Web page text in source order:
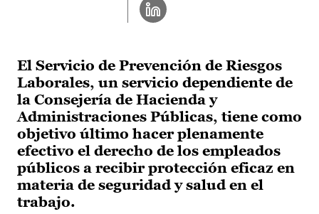
El Servicio de Prevención de Riesgos
Laborales, un servicio dependiente de
la Consejería de Hacienda y
Administraciones Públicas, tiene como
objetivo último hacer plenamente
efectivo el derecho de los empleados
públicos a recibir protección eficaz en
materia de seguridad y salud en el
trabajo.